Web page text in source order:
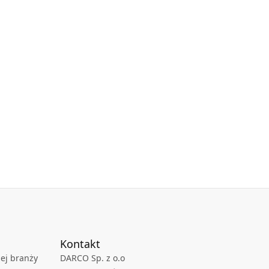
branży
Kontakt
DARCO Sp. z o.o